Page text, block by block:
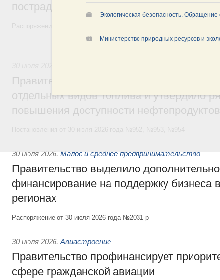
Экологическая безопасность. Обращение
Министерство природных ресурсов и
пострадавшим от наводнения
Распоряжение от 28 июля 2026 года №1999-р и распоряжение от
30 июля, четверг
Правительство ввело новый временный
отдельных видов топлива и утвердило
повышения доступности нефтепродуктов
30 июля 2026, Малое и среднее предпринимательство
Правительство выделило
финансирование на поддержку бизнеса
регионах
Распоряжение от 30 июля 2026 года №2031-р
30 июля 2026, Авиастроение
Правительство профинансирует
сфере гражданской авиации